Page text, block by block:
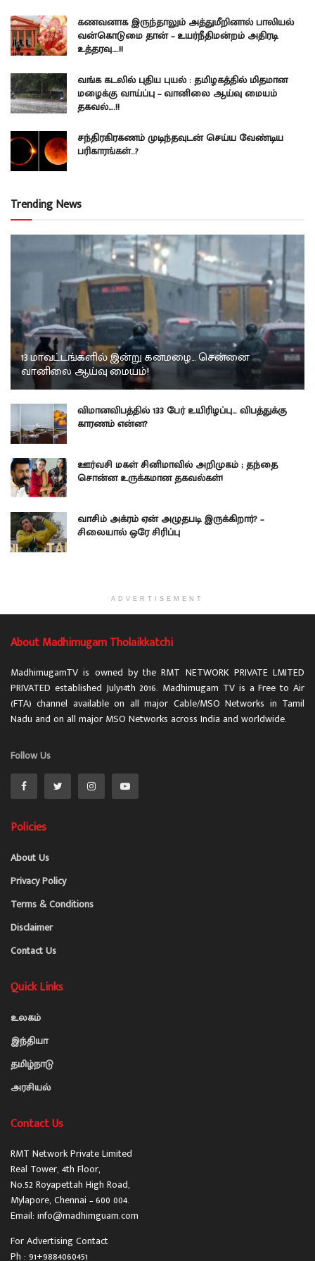
கணவனாக இருந்தாலும் அத்துமீறினால் பாலியல்
வன்கொடுமை தான் – உயர்நீதிமன்றம் அதிரடி
உத்தரவு….!!
வங்க கடலில் புதிய புயல் : தமிழகத்தில் மிதமான
மழைக்கு வாய்ப்பு – வானிலை ஆய்வு மையம்
தகவல்….!!
சந்திரகிரகணம் முடிந்தவுடன் செய்ய வேண்டிய
பரிகாரங்கள்..?
Trending News
13 மாவட்டங்களில் இன்று கனமழை… சென்னை
வானிலை ஆய்வு மையம்!
விமானவிபத்தில் 133 பேர் உயிரிழப்பு… விபத்துக்கு
காரணம் என்ன?
ஊர்வசி மகள் சினிமாவில் அறிமுகம் ; தந்தை
சொன்ன உருக்கமான தகவல்கள்!
வாசிம் அக்ரம் ஏன் அழுதபடி இருக்கிறார்? –
சிலையால் ஒரே சிரிப்பு
ADVERTISEMENT
About Madhimugam Tholaikkatchi
MadhimugamTV is owned by the RMT NETWORK PRIVATE LMITED
PRIVATED established July14th 2016. Madhimugam TV is a Free to Air
(FTA) channel available on all major Cable/MSO Networks in Tamil
Nadu and on all major MSO Networks across India and worldwide.
Follow Us
Policies
About Us
Privacy Policy
Terms & Conditions
Disclaimer
Contact Us
Quick Links
உலகம்
இந்தியா
தமிழ்நாடு
அரசியல்
Contact Us
RMT Network Private Limited
Real Tower, 4th Floor,
No.52 Royapettah High Road,
Mylapore, Chennai – 600 004.
Email: info@madhimguam.com
For Advertising Contact
Ph : 91+9884060451